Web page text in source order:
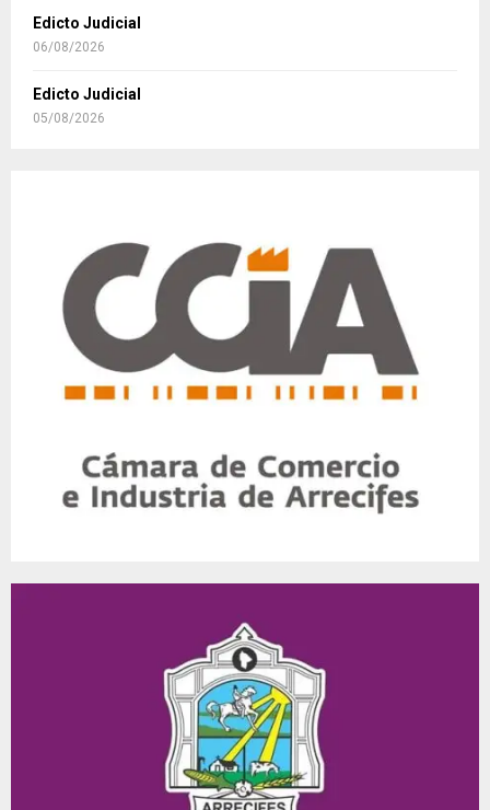
Edicto Judicial
06/08/2026
Edicto Judicial
05/08/2026